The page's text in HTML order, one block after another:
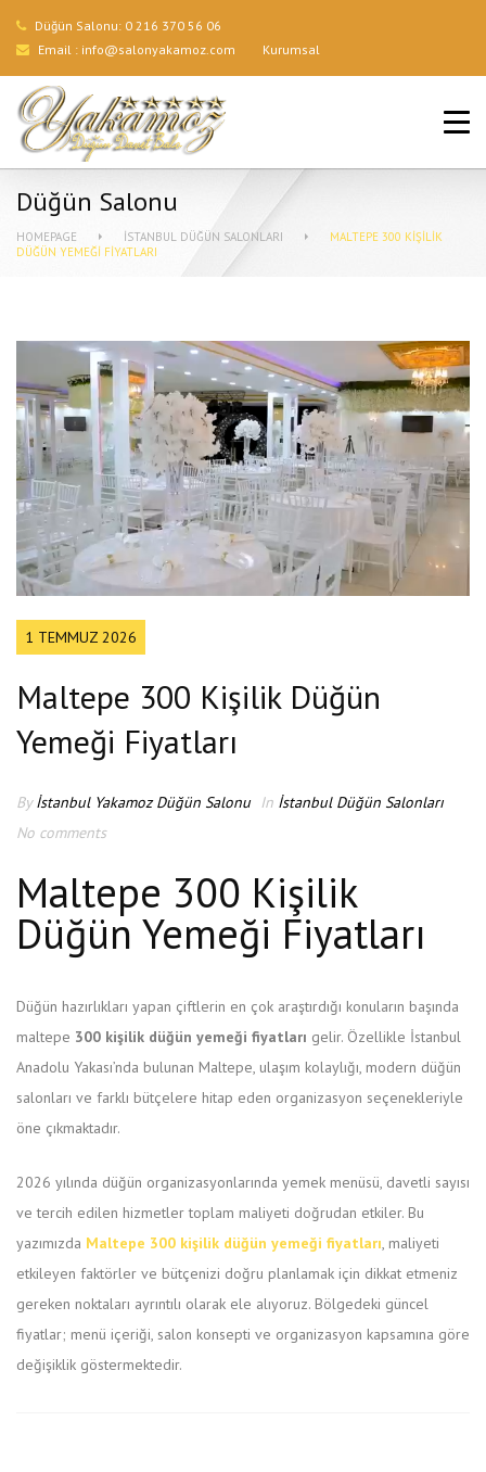
Düğün Salonu: 0 216 370 56 06
Email : info@salonyakamoz.com Kurumsal
ANA SAYFA
HIZMETLERIMIZ
GALERI
İLETIŞIM
Düğün Salonu
HOMEPAGE İSTANBUL DÜĞÜN SALONLARI
MALTEPE 300 KIŞILIK
DÜĞÜN YEMEĞI FIYATLARI
1 TEMMUZ 2026
Maltepe 300 Kişilik Düğün
Yemeği Fiyatları
Byİstanbul Yakamoz Düğün Salonu In İstanbul Düğün Salonları
No comments
Maltepe 300 Kişilik
Düğün Yemeği Fiyatları
Düğün hazırlıkları yapan çiftlerin en çok araştırdığı konuların başında
maltepe 300 kişilik düğün yemeği fiyatları gelir. Özellikle İstanbul
Anadolu Yakası’nda bulunan Maltepe, ulaşım kolaylığı, modern düğün
salonları ve farklı bütçelere hitap eden organizasyon seçenekleriyle
öne çıkmaktadır.
2026 yılında düğün organizasyonlarında yemek menüsü, davetli sayısı
ve tercih edilen hizmetler toplam maliyeti doğrudan etkiler. Bu
yazımızda Maltepe 300 kişilik düğün yemeği fiyatları, maliyeti
etkileyen faktörler ve bütçenizi doğru planlamak için dikkat etmeniz
gereken noktaları ayrıntılı olarak ele alıyoruz. Bölgedeki güncel
fiyatlar; menü içeriği, salon konsepti ve organizasyon kapsamına göre
değişiklik göstermektedir.